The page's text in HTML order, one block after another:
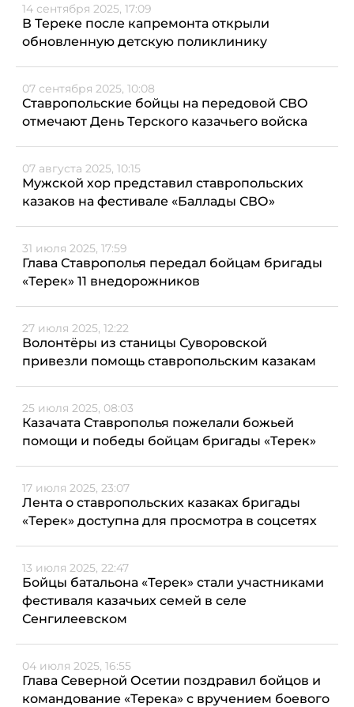
14 сентября 2025, 17:09
В Тереке после капремонта открыли
обновленную детскую поликлинику
07 сентября 2025, 10:08
Ставропольские бойцы на передовой СВО
отмечают День Терского казачьего войска
07 августа 2025, 10:15
Мужской хор представил ставропольских
казаков на фестивале «Баллады СВО»
31 июля 2025, 17:59
Глава Ставрополья передал бойцам бригады
«Терек» 11 внедорожников
27 июля 2025, 12:22
Волонтёры из станицы Суворовской
привезли помощь ставропольским казакам
25 июля 2025, 08:03
Казачата Ставрополья пожелали божьей
помощи и победы бойцам бригады «Терек»
17 июля 2025, 23:07
Лента о ставропольских казаках бригады
«Терек» доступна для просмотра в соцсетях
13 июля 2025, 22:47
Бойцы батальона «Терек» стали участниками
фестиваля казачьих семей в селе
Сенгилеевском
04 июля 2025, 16:55
Глава Северной Осетии поздравил бойцов и
командование «Терека» с вручением боевого